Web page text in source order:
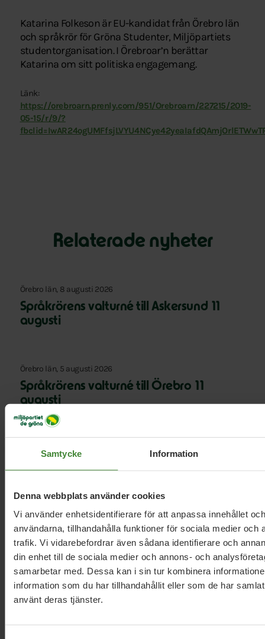
Samtycke Information
Denna webbplats använder cookies
Vi använder enhetsidentifierare för att anpassa innehållet
användarna, tillhandahålla funktioner för sociala medier och
trafik. Vi vidarebefordrar även sådana identifierare och
din enhet till de sociala medier och annons- och
samarbetar med. Dessa kan i sin tur kombinera
information som du har tillhandahållit eller som de har
använt deras tjänster.
Katarina Folkeson är EU-kandidat från Örebro län
och språkrör för Gröna Studenter, Miljöpartiets
studentorganisation. I Örebroar’n berättar
Katarina om sitt politiska engagemang.
Länk:
https://orebroarn.prenly.com/951/Orebroarn/227215/2019-
05-15/r/9/?
Relaterade nyheter
Örebro län, 8 augusti 2026
Språkrörens valturné till Askersund 11
augusti
Örebro län, 5 augusti 2026
Språkrörens valturné till Örebro 11
augusti
Örebro län, 11 mars 2026
Syre Debatt: Därför behövs mer
Läs alla nyheter